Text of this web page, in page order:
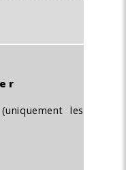
les